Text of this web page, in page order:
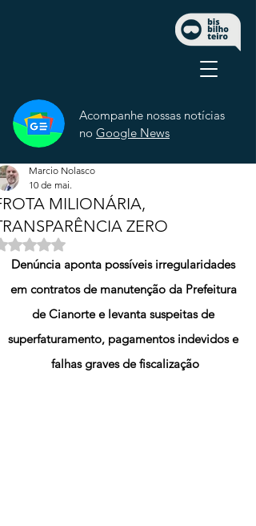
Acompanhe nossas notícias
no Google News
MILIONÁRIA,
ZERO
Marcio Nolasco
10 de mai.
Avaliado com NaN de 5 estrelas.
Denúncia aponta possíveis irregularidades
em contratos de manutenção da Prefeitura
de Cianorte e levanta suspeitas de
superfaturamento, pagamentos indevidos e
falhas graves de fiscalização